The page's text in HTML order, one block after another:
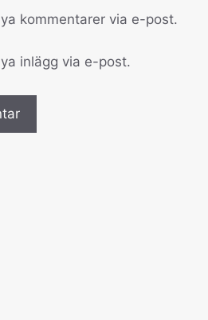
kommentarer via e-post.
inlägg via e-post.